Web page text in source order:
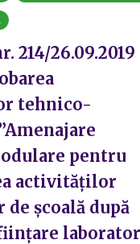
214/26.09.2019
tehnico-
pentru
activităților
școală după
laborator